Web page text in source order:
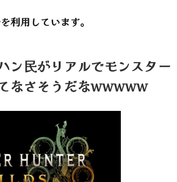
利用しています。
ン民がリアルでモンスター
なさそうだなwwwww